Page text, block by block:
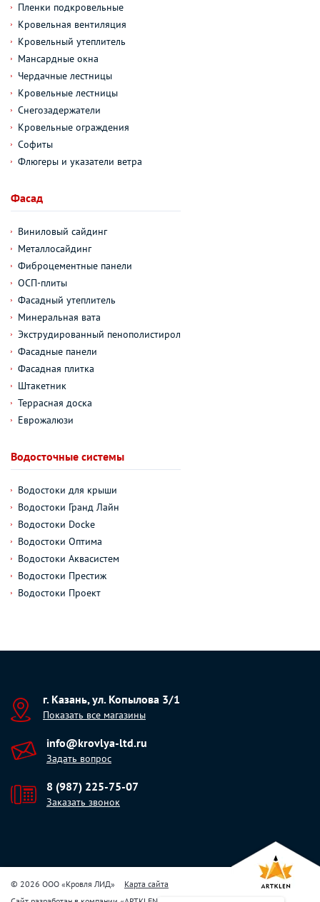
Пленки подкровельные
Кровельная вентиляция
Кровельный утеплитель
Мансардные окна
Чердачные лестницы
Кровельные лестницы
Снегозадержатели
Кровельные ограждения
Софиты
Флюгеры и указатели ветра
Фасад
Виниловый сайдинг
Металлосайдинг
Фиброцементные панели
ОСП-плиты
Фасадный утеплитель
Минеральная вата
Экструдированный пенополистирол
Фасадные панели
Фасадная плитка
Штакетник
Террасная доска
Еврожалюзи
Водосточные системы
Водостоки для крыши
Водостоки Гранд Лайн
Водостоки Docke
Водостоки Оптима
Водостоки Аквасистем
Водостоки Престиж
Водостоки Проект
г. Казань, ул. Копылова 3/1
Показать все магазины
info@krovlya-ltd.ru
Задать вопрос
8 (987) 225-75-07
Заказать звонок
© 2026 ООО «Кровля ЛИД»
Карта сайта